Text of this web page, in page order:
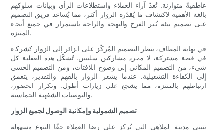
عاطفيةً متوازنة. تُعدّ آراء العملاء واستطلاعات الرأي وبيانات سلوكهم
بالغة الأهمية لاكتشاف ما يُقدّره الزوار أكثر، مما يُساعد فريق التصميم
على تصميم بيئة تُثير الفرح والبهجة والراحة باستمرار في جميع أنحاء
المتنزه.
في نهاية المطاف، ينظر التصميم المُركّز على الزائر إلى الزوار كشركاء
في قصة مشتركة، لا مجرد مشاركين سلبيين. تُشكّل هذه العقلية كل
شيء، من التصميم المكاني إلى وضوح اللافتات، ومن التصميم الحسي
إلى الكفاءة التشغيلية. عندما يشعر الزوار بالفهم والتقدير، يتعمق
ارتباطهم بالمنتزه، مما يشجع على زيارات أطول، وتكرار الحضور،
والتوصيات الشفهية الحماسية.
تصميم الشمولية وإمكانية الوصول لجميع الزوار
تتبنى مدينة الملاهي التي تُركز على رضا العملاء حقًا التنوع وسهولة